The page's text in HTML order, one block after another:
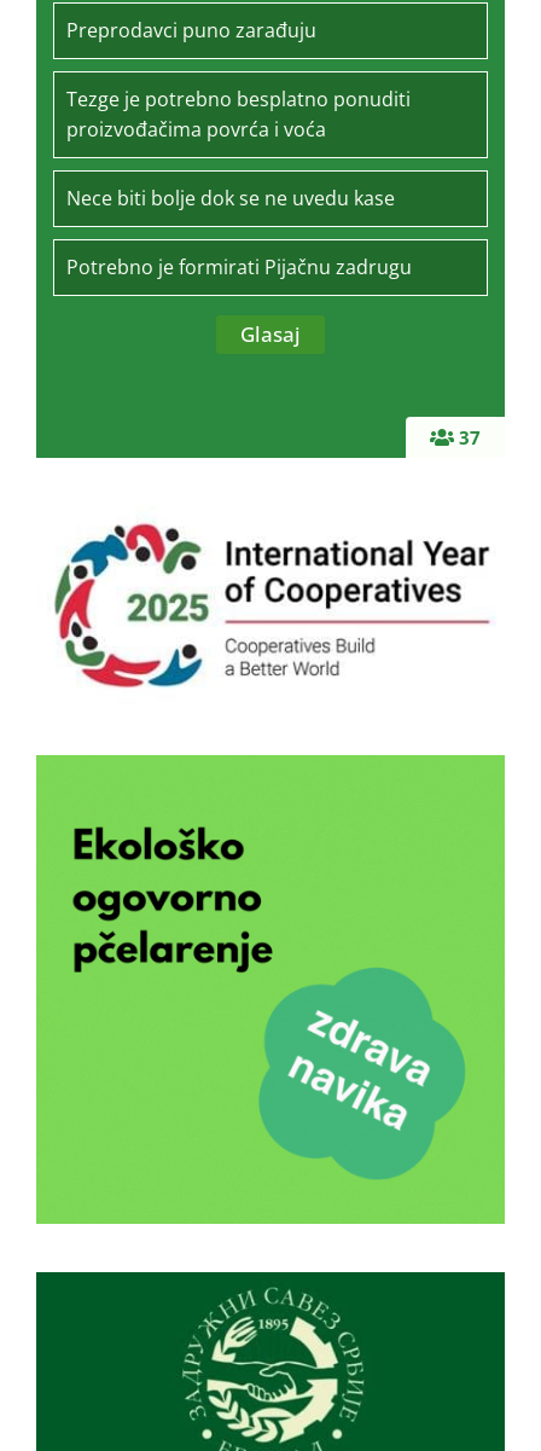
37
Preprodavci puno zarađuju
Tezge je potrebno besplatno ponuditi
proizvođačima povrća i voća
Nece biti bolje dok se ne uvedu kase
Potrebno je formirati Pijačnu zadrugu